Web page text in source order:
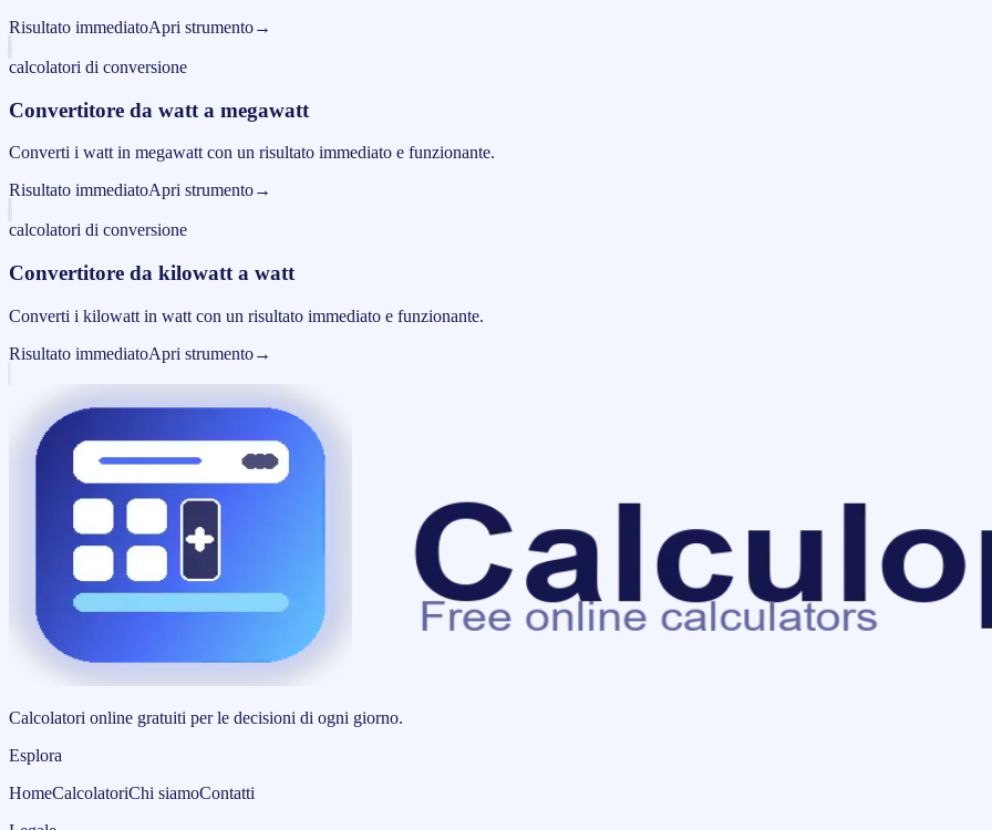
Risultato immediatoApri strumento→
calcolatori di conversione
Convertitore da watt a megawatt
Converti i watt in megawatt con un risultato immediato e funzionante.
Risultato immediatoApri strumento→
calcolatori di conversione
Convertitore da kilowatt a watt
Converti i kilowatt in watt con un risultato immediato e funzionante.
Risultato immediatoApri strumento→
Calcolatori online gratuiti per le decisioni di ogni giorno.
Esplora
HomeCalcolatoriChi siamoContatti